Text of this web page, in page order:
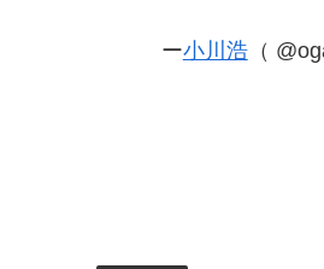
ー小川浩（